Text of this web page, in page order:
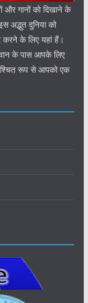
और गानों को दिखाने के
अद्भुत दुनिया को
करने के लिए यहां हैं।
के पास आपके लिए
रूप से आपको एक